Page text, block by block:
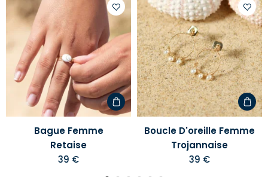
Ajouter
à
votre
liste
d'envies
Bague Femme
Retaise
39 €
à
votre
liste
Boucle D'oreille Femme
Trojannaise
39 €